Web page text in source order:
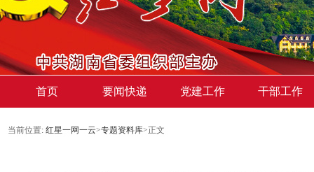
首页 要闻快递 党建工作 干部工作
当前位置: 红星一网一云>专题资料库>正文